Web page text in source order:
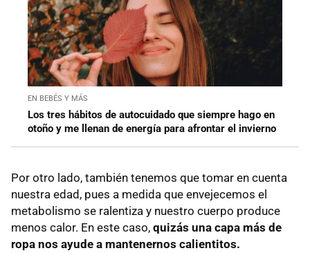
EN BEBÉS Y MÁS
Los tres hábitos de autocuidado que siempre hago en
otoño y me llenan de energía para afrontar el invierno
Por otro lado, también tenemos que tomar en cuenta
nuestra edad, pues a medida que envejecemos el
metabolismo se ralentiza y nuestro cuerpo produce
menos calor. En este caso, quizás una capa más de
ropa nos ayude a mantenernos calientitos.